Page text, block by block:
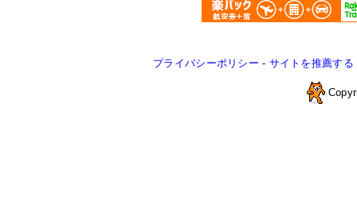
プライバシーポリシー - サイトを推薦する